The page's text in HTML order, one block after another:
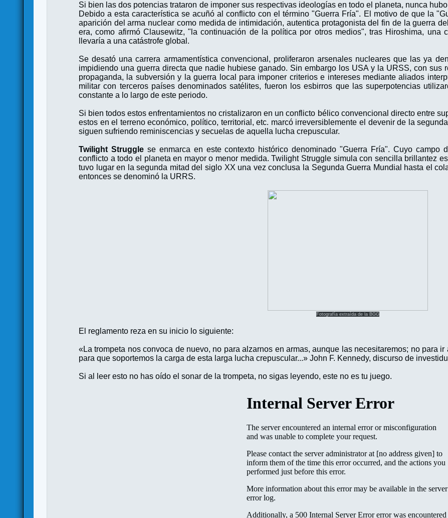
Si bien las dos potencias trataron de imponer sus respectivas ideologías en todo el planeta, nunca
Debido a esta característica se acuñó al conflicto con el término "Guerra Fría". El motivo de que la
aparición del arma nuclear como medida de intimidación, autentica protagonista del fin de la guerra
era, como afirmó Clausewitz, "la continuación de la política por otros medios", tras Hiroshima, una
llevaría a una catástrofe global.
Se desató una carrera armamentística convencional, proliferaron arsenales nucleares que las ya
impidiendo una guerra directa que nadie hubiese ganado. Sin embargo los USA y la URSS, con sus
propaganda, la subversión y la guerra local para imponer criterios e intereses mediante aliados
militar con terceros países denominados satélites, fueron los esbirros que las superpotencias
constante a lo largo de este periodo.
Si bien todos estos enfrentamientos no cristalizaron en un conflicto bélico convencional directo entre
estos en el terreno económico, político, territorial, etc. marcó irreversiblemente el devenir de la
siguen sufriendo reminiscencias y secuelas de aquella lucha crepuscular.
Twilight Strugglese enmarca en este contexto histórico denominado "Guerra Fría". Cuyo campo
conflicto a todo el planeta en mayor o menor medida. Twilight Struggle simula con sencilla brillantez
tuvo lugar en la segunda mitad del siglo XX una vez conclusa la Segunda Guerra Mundial hasta el
entonces se denominó la URRS.
Fotografía extraída de la BGG
El reglamento reza en su inicio lo siguiente:
«La trompeta nos convoca de nuevo, no para alzarnos en armas, aunque las necesitaremos; no para
para que soportemos la carga de esta larga lucha crepuscular...» John F. Kennedy, discurso de
Si al leer esto no has oído el sonar de la trompeta, no sigas leyendo, este no es tu juego.